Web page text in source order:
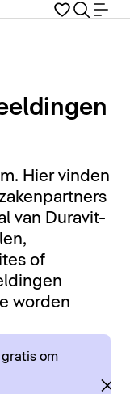
Hier vinden
van Duravit-
of
worden
om